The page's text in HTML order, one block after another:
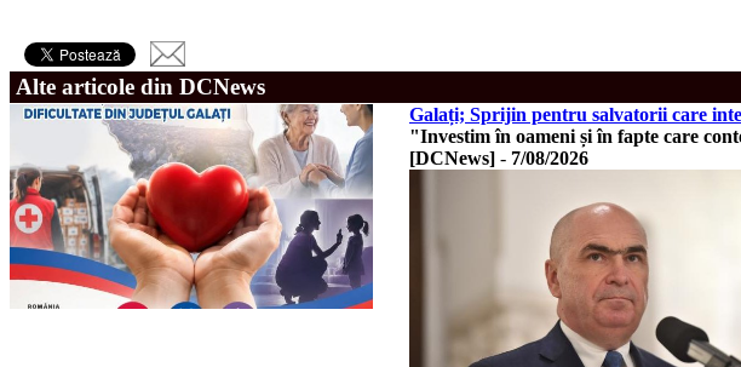
Alte articole din DCNews
Galați; Sprijin pentru salvatorii care
"Investim în oameni și în fapte care
[DCNews] - 7/08/2026